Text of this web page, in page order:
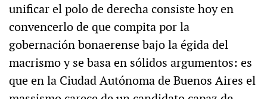
unificar el polo de derecha consiste hoy en
convencerlo de que compita por la
gobernación bonaerense bajo la égida del
macrismo y se basa en sólidos argumentos: es
que en la Ciudad Autónoma de Buenos Aires el